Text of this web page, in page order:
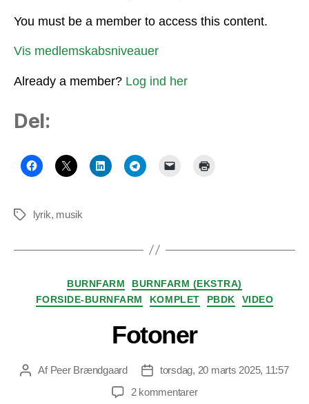
You must be a member to access this content.
Vis medlemskabsniveauer
Already a member? Log ind her
Del:
Tags lyrik, musik
Kategorier
BURNFARM
BURNFARM (EKSTRA)
FORSIDE-BURNFARM
KOMPLET PBDK VIDEO
Fotoner
Indlægsforfatter
Af Peer Brændgaard Indlægsdato
torsdag, 20 marts 2025, 11:57
2 kommentarertil